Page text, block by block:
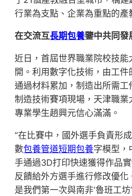
行業為支點、企業為重點的產
在交流互長期包養鑒中共同發
近日，首屆世界職業院校技能
開。利用數字化技術，由工件
通過材料累加，制造出所需
制造技術賽項現場，天津職業
專業學生趙興元信心滿滿。
“在比賽中，國外選手負責形
數包養管道短期包養字模型，
手通過3D打印快速獲得作品
反饋給外方選手進行修改優化
是我們第一次與南非‘魯班工